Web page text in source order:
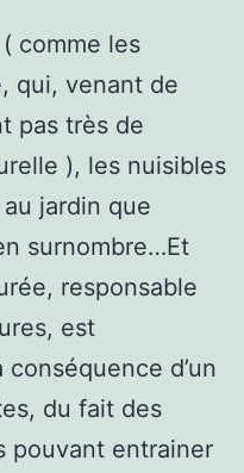
comme les
qui, venant de
pas très de
), les nuisibles
jardin que
surnombre…Et
responsable
est
d’un
du fait des
pouvant entrainer